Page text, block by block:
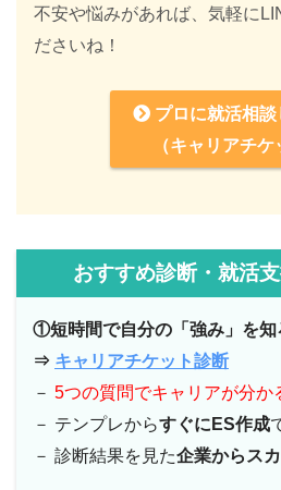
不安や悩みがあれば、気軽に
ださいね！
プロに就活相談
（キャリアチケ
おすすめ診断・就活
①短時間で自分の「強み」を知
⇒ キャリアチケット診断
－ 5つの質問でキャリアが分か
－ テンプレからすぐにES作成
－ 診断結果を見た企業からス